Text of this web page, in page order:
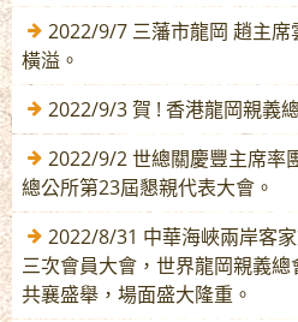
2022/9/7 三藩市龍岡 趙主
橫溢。
2022/9/3 賀 ! 香港龍岡親義
2022/9/2 世總關慶豐主席率
總公所第23屆懇親代表大會。
2022/8/31 中華海峽兩岸客
三次會員大會，世界龍岡親義總
共襄盛舉，場面盛大隆重。